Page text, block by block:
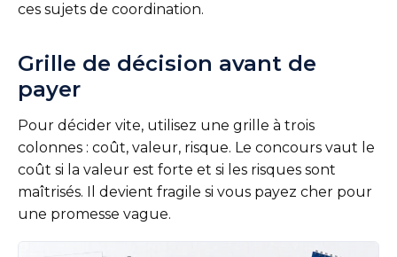
ces sujets de coordination.
Grille de décision avant de
payer
Pour décider vite, utilisez une grille à trois
colonnes : coût, valeur, risque. Le concours vaut le
coût si la valeur est forte et si les risques sont
maîtrisés. Il devient fragile si vous payez cher pour
une promesse vague.